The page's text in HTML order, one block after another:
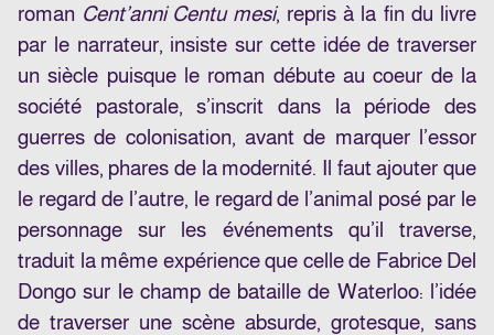
roman Cent’anni Centu mesi, repris à la fin du livre
par le narrateur, insiste sur cette idée de traverser
un siècle puisque le roman débute au coeur de la
société pastorale, s’inscrit dans la période des
guerres de colonisation, avant de marquer l’essor
des villes, phares de la modernité. Il faut ajouter que
le regard de l’autre, le regard de l’animal posé par le
personnage sur les événements qu’il traverse,
traduit la même expérience que celle de Fabrice Del
Dongo sur le champ de bataille de Waterloo: l’idée
de traverser une scène absurde, grotesque, sans